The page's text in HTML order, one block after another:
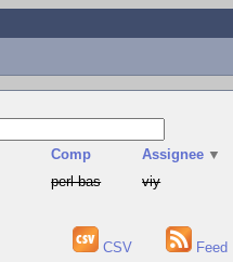
Comp Assignee ▼
perl-bas viy
CSV Feed